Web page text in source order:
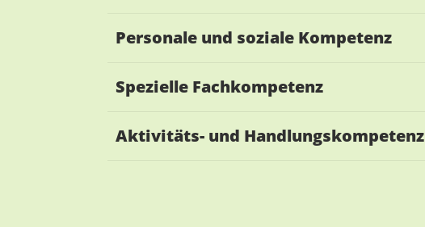
Personale und soziale Kompetenz
Spezielle Fachkompetenz
Aktivitäts- und Handlungskompetenz